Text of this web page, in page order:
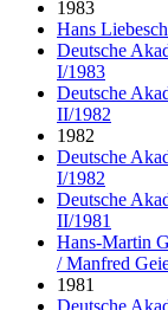
1983
Hans
Deutsche
I/1983
Deutsche
II/1982
1982
Deutsche
I/1982
Deutsche
II/1981
Hans-Martin
/ Manfred
1981
Deutsche